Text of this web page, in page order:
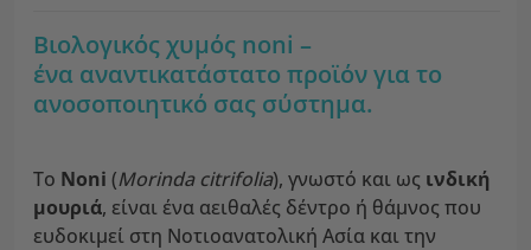
Βιολογικός χυμός noni –
ένα αναντικατάστατο προϊόν για το
ανοσοποιητικό σας σύστημα.
Το Νoni (Morinda citrifolia), γνωστό και ως ινδική
μουριά, είναι ένα αειθαλές δέντρο ή θάμνος που
ευδοκιμεί στη Νοτιοανατολική Ασία και την